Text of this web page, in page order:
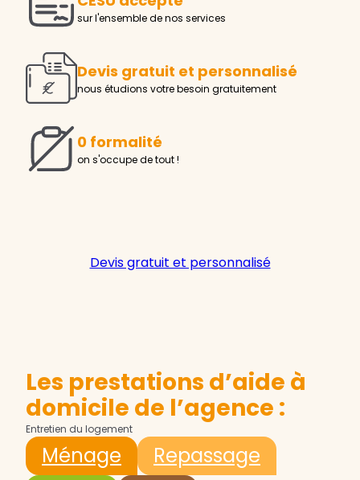
sur l'ensemble de nos services
Devis gratuit et personnalisé
nous étudions votre besoin gratuitement
0 formalité
on s'occupe de tout !
Devis gratuit et personnalisé
Les prestations d’aide à
domicile de l’agence :
Entretien du logement
Ménage
Repassage